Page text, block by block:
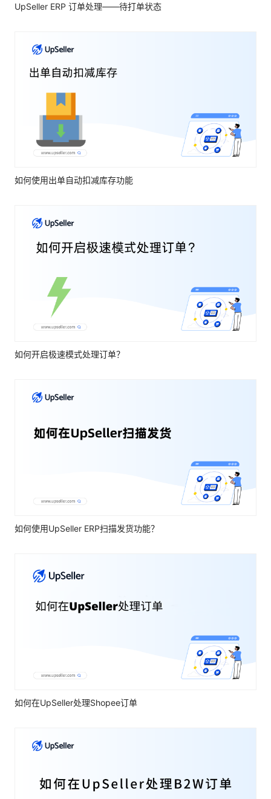
UpSeller ERP 订单处理——待打单状态
如何使用出单自动扣减库存功能
如何开启极速模式处理订单？
如何使用UpSeller ERP扫描发货功能？
如何在UpSeller处理Shopee订单